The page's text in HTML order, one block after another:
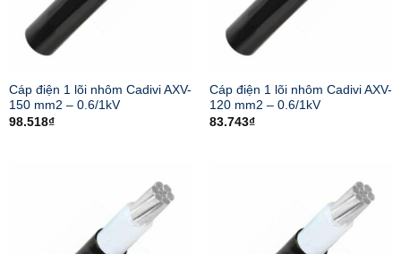
Cáp điện 1 lõi nhôm Cadivi AXV-
150 mm2 – 0.6/1kV
98.518₫
Cáp điện 1 lõi nhôm Cadivi AXV-
120 mm2 – 0.6/1kV
83.743₫